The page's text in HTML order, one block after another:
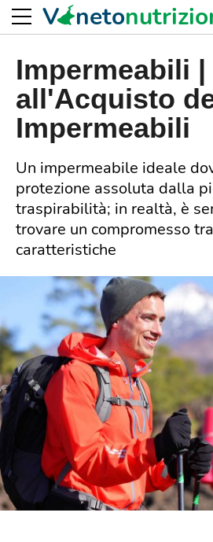
Impermeabili
all'Acquisto
Impermeabili
Un impermeabile ideale
protezione assoluta dalla
traspirabilità; in realtà, è
trovare un compromesso
caratteristiche
V neto